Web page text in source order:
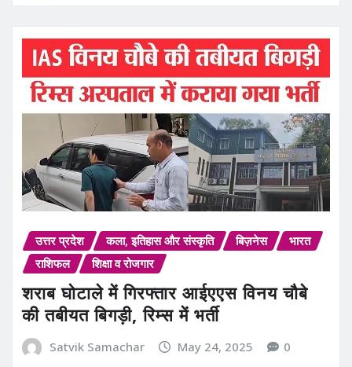
उत्तर प्रदेश कला, इतिहास और संस्कृति बिज़नेस
भारत
राशिफल
शिक्षा व रोजगार
शराब घोटाले में गिरफ्तार आईएएस विनय चौबे
की तबीयत बिगड़ी, रिम्स में भर्ती
Satvik Samachar May 24, 2025 0